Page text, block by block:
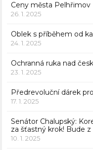
Ceny města Pelhřimov
26. 1. 2025
Oblek s příběhem od
24. 1. 2025
Ochranná ruka nad
23. 1. 2025
Předrevoluční dárek
17. 1. 2025
Senátor Chalupský:
za šťastný krok! Bude
10. 1. 2025